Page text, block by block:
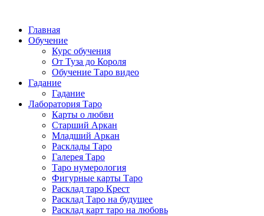
Главная
Обучение
Курс обучения
От Туза до Короля
Обучение Таро видео
Гадание
Гадание
Лаборатория Таро
Карты о любви
Старший Аркан
Младший Аркан
Расклады Таро
Галерея Таро
Таро нумерология
Фигурные карты Таро
Расклад таро Крест
Расклад Таро на будущее
Расклад карт таро на любовь